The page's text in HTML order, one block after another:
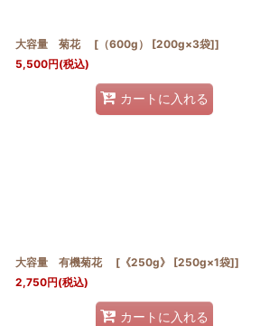
大容量 菊花 [（600g） [200g×3袋]]
5,500円(税込)
カートに入れる
大容量 有機菊花 [《250g》 [250g×1袋]]
2,750円(税込)
カートに入れる